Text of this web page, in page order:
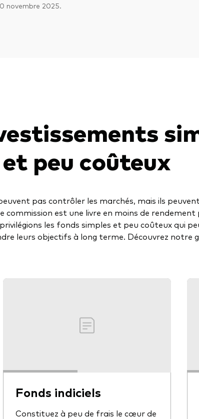
novembre 2025.
et peu coûteux
pas contrôler les marchés, mais ils
commission est une livre en moins de
les fonds simples et peu coûteux qui
leurs objectifs à long terme. Découvrez notre
Fonds indiciels
Constituez à peu de frais le cœur de